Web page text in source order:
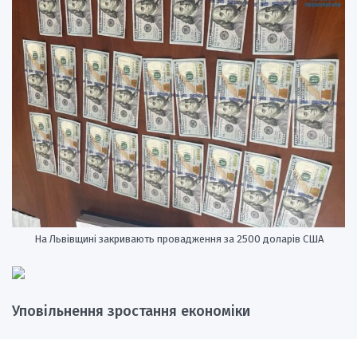
На Львівщині закривають провадження за 2500 доларів США
Уповільнення зростання економіки